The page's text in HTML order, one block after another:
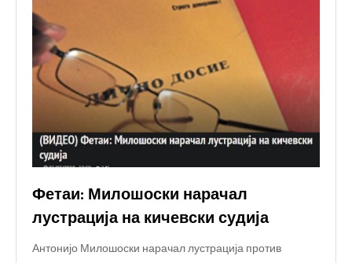
Фетаи: Милошоски нарачал
лустрација на кичевски судија
Антонијо Милошоски нарачал лустрација против